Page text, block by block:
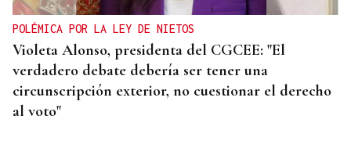
POLÉMICA POR LA LEY DE NIETOS
Violeta Alonso, presidenta del CGCEE: "El
verdadero debate debería ser tener una
circunscripción exterior, no cuestionar el derecho
al voto"